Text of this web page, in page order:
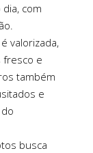
com
valorizada,
fresco e
também
e
busca